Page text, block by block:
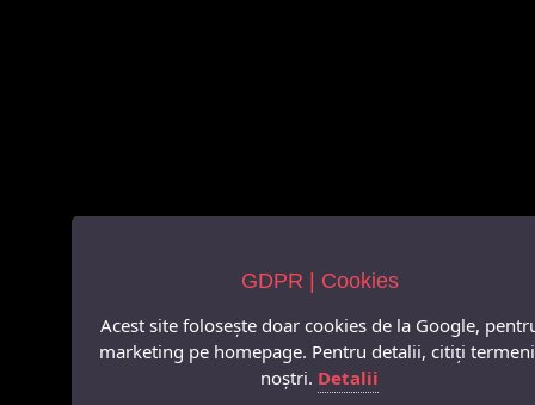
GDPR | Cookies
Acest site folosește doar cookies de la Google,
marketing pe homepage. Pentru detalii, citiți
noștri. Detalii